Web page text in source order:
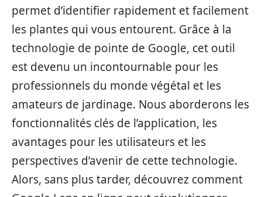
permet d’identifier rapidement et facilement
les plantes qui vous entourent. Grâce à la
technologie de pointe de Google, cet outil
est devenu un incontournable pour les
professionnels du monde végétal et les
amateurs de jardinage. Nous aborderons les
fonctionnalités clés de l’application, les
avantages pour les utilisateurs et les
perspectives d’avenir de cette technologie.
Alors, sans plus tarder, découvrez comment